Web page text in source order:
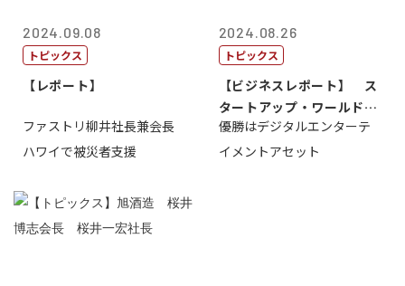
2024.09.08
トピックス
【レポート】
ファストリ柳井社長兼会長
ハワイで被災者支援
2024.08.26
トピックス
【ビジネスレポート】 ス
タートアップ・ワールドカ
ップ2024...
優勝はデジタルエンターテ
イメントアセット